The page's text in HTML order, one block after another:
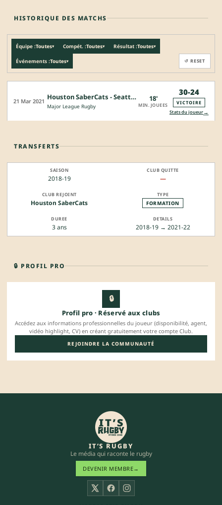
HISTORIQUE DES MATCHS
Équipe :Toutes▾ Compét. :Toutes▾ Résultat :Toutes▾
Événements :Toutes▾ ↺ RESET
21 Mar 2021 Houston SaberCats - Seattle Seawolves
Major League Rugby
18'
MIN. JOUEES
30-24
VICTOIRE
Stats du joueur→
TRANSFERTS
2018-19 —
Houston SaberCats FORMATION
3 ans 2018-19 → 2021-22
🔒 PROFIL PRO
🔒
Profil pro · Réservé aux clubs
Accédez aux informations professionnelles du joueur (disponibilité, agent,
vidéo highlight, CV) en créant gratuitement votre compte Club.
REJOINDRE LA COMMUNAUTÉ
IT’S RUGBY
Le média qui raconte le rugby
DEVENIR MEMBRE→
X FacebookInstagram